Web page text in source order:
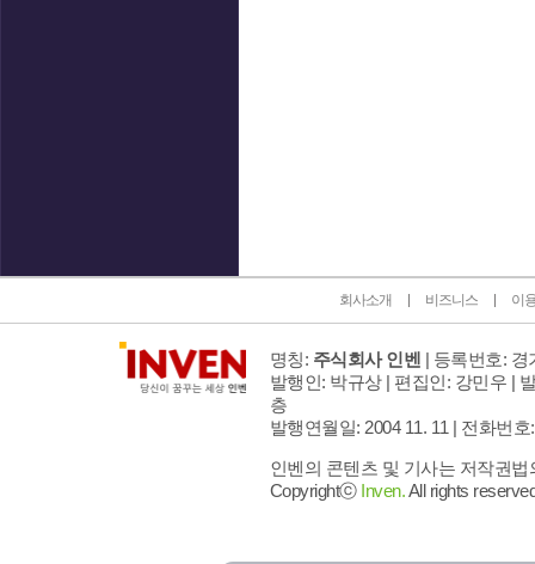
회사소개 비즈니스 이
명칭: 주식회사 인벤 | 등록번호: 경
발행인: 박규상 | 편집인: 강민우 |
층
발행연월일: 2004 11. 11 | 전화번호
인벤의 콘텐츠 및 기사는 저작권
Copyrightⓒ Inven.All rights